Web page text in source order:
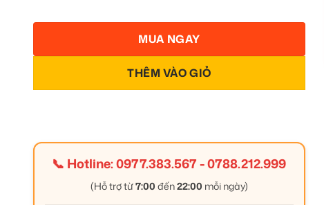
THÊM VÀO GIỎ
MUA NGAY
📞 Hotline:0977.383.567-0788.212.999
(Hỗ trợ từ7:00 đến22:00 mỗi ngày)